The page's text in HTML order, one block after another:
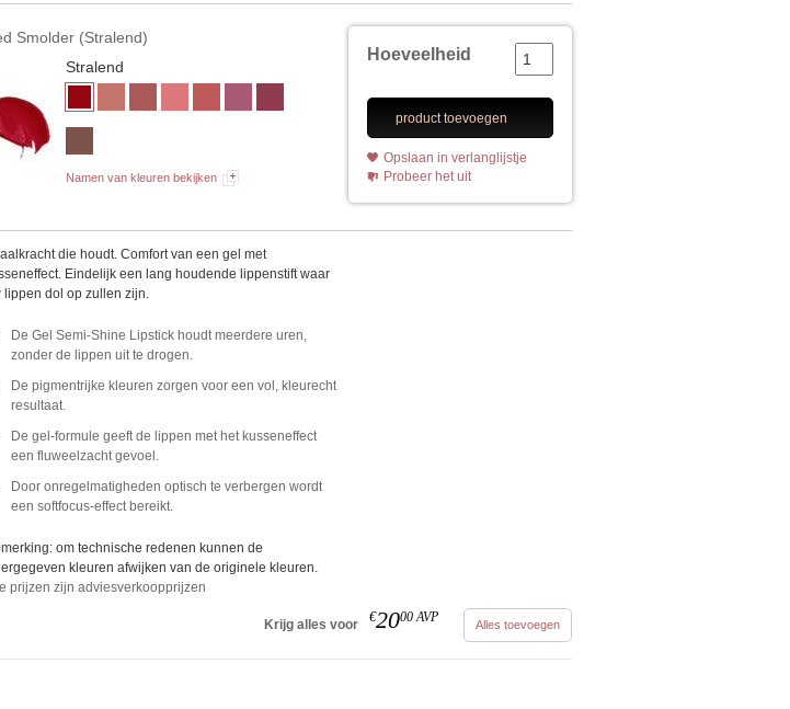
Smolder (Stralend)
Stralend
Namen van kleuren bekijken
Hoeveelheid
product toevoegen
Opslaan in verlanglijstje
Probeer het uit
die houdt. Comfort van een gel met
Eindelijk een lang houdende lippenstift waar
lippen dol op zullen zijn.
De Gel Semi-Shine Lipstick houdt meerdere uren,
zonder de lippen uit te drogen.
De pigmentrijke kleuren zorgen voor een vol, kleurecht
resultaat.
De gel-formule geeft de lippen met het kusseneffect
een fluweelzacht gevoel.
Door onregelmatigheden optisch te verbergen wordt
een softfocus-effect bereikt.
om technische redenen kunnen de
kleuren afwijken van de originele kleuren.
prijzen zijn adviesverkoopprijzen
Krijg alles voor €2000 AVP Alles toevoegen